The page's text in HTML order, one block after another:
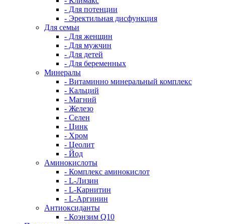
- Для потенции
- Эректильная дисфункция
Для семьи
- Для женщин
- Для мужчин
- Для детей
- Для беременных
Минералы
- Витаминно минеральный комплекс
- Кальций
- Магний
- Железо
- Селен
- Цинк
- Хром
- Цеолит
- Йод
Аминокислоты
- Комплекс аминокислот
- L-Лизин
- L-Карнитин
- L-Аргинин
Антиоксиданты
- Коэнзим Q10